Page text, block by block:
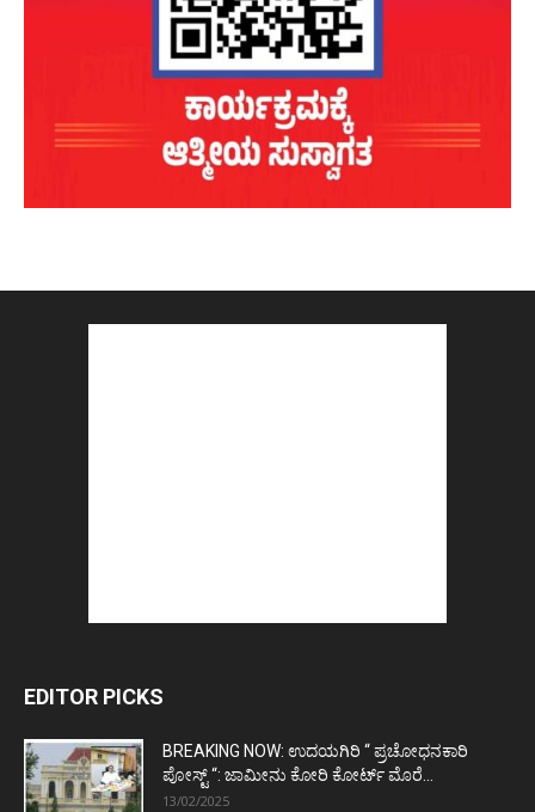
EDITOR PICKS
BREAKING NOW: ಉದಯಗಿರಿ “ ಪ್ರಚೋಧನಕಾರಿ
ಪೋಸ್ಟ್‌ “: ಜಾಮೀನು ಕೋರಿ ಕೋರ್ಟ್‌ ಮೊರೆ...
13/02/2025